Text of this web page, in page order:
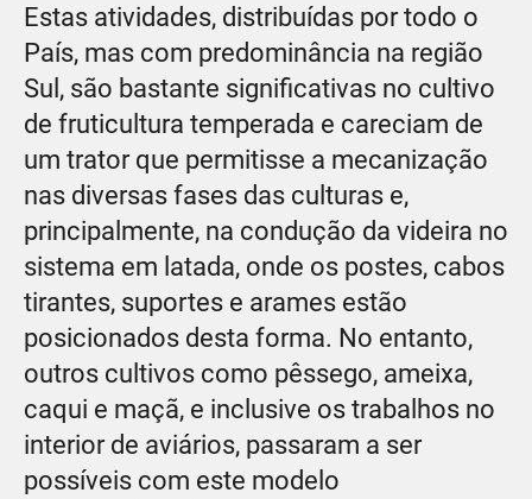
Estas atividades, distribuídas por todo o
País, mas com predominância na região
Sul, são bastante significativas no cultivo
de fruticultura temperada e careciam de
um trator que permitisse a mecanização
nas diversas fases das culturas e,
principalmente, na condução da videira no
sistema em latada, onde os postes, cabos
tirantes, suportes e arames estão
posicionados desta forma. No entanto,
outros cultivos como pêssego, ameixa,
caqui e maçã, e inclusive os trabalhos no
interior de aviários, passaram a ser
possíveis com este modelo